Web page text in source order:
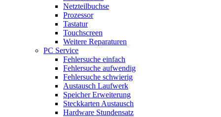
Netzteilbuchse
Prozessor
Tastatur
Touchscreen
Weitere Reparaturen
PC Service
Fehlersuche einfach
Fehlersuche aufwendig
Fehlersuche schwierig
Austausch Laufwerk
Speicher Erweiterung
Steckkarten Austausch
Hardware Stundensatz